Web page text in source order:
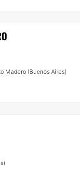
Madero (Buenos Aires)